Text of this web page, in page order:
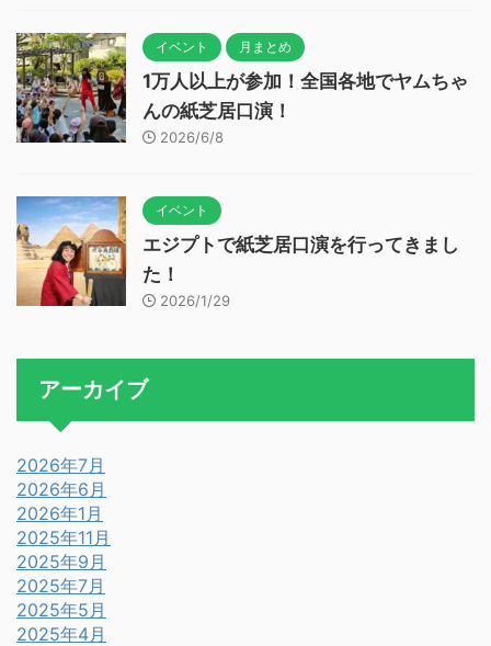
イベント 月まとめ
1万人以上が参加！全国各地でヤムちゃ
んの紙芝居口演！
2026/6/8
イベント
エジプトで紙芝居口演を行ってきまし
た！
2026/1/29
アーカイブ
2026年7月
2026年6月
2026年1月
2025年11月
2025年9月
2025年7月
2025年5月
2025年4月